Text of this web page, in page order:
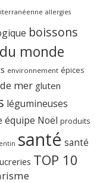
allergies
boissons
monde
environnement épices
mer gluten
légumineuses
équipe Noël produits
santé santé
TOP 10